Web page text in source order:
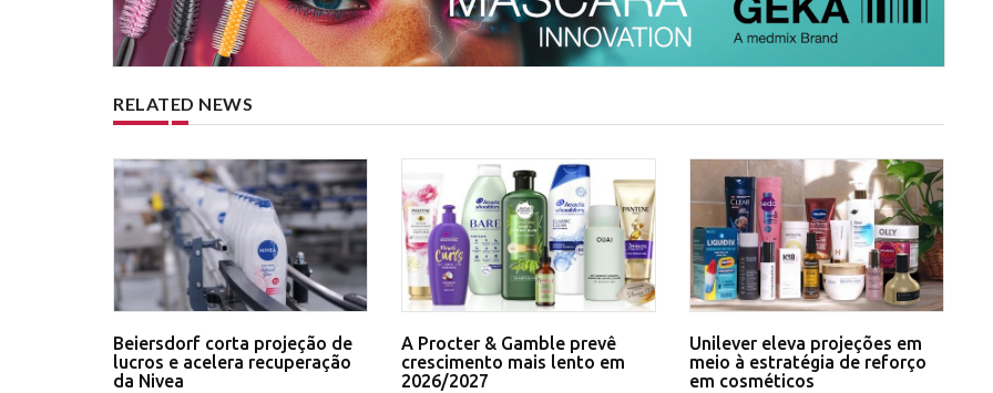
RELATED NEWS
Beiersdorf corta projeção de
lucros e acelera recuperação
da Nivea
A Procter & Gamble prevê
crescimento mais lento em
2026/2027
Unilever eleva projeções em
meio à estratégia de reforço
em cosméticos